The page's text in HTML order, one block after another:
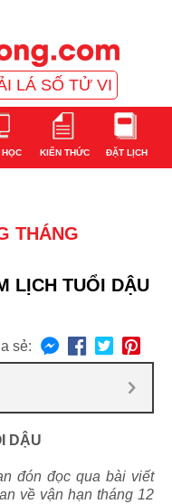
LÁ SỐ TỬ VI
KIẾN THỨC ĐẶT LỊCH
THÁNG
LỊCH TUỔI DẬU
sẻ:
DẬU
đón đọc qua bài viết
về vận hạn tháng 12